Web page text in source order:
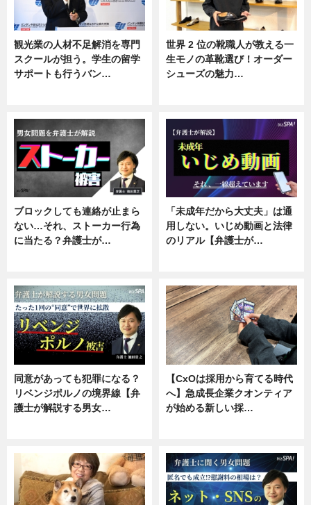
観光業の人材不足解消を専門
スクールが担う。学生の留学
サポートも行うバン…
世界 2 位の靴職人が教える一
生モノの革靴選び！オーダー
シューズの魅力…
ブロックしても連絡が止まら
ない…それ、ストーカー行為
に当たる？弁護士が…
「未成年だから大丈夫」は通
用しない。いじめ動画と法律
のリアル【弁護士が…
同意があっても犯罪になる？
リベンジポルノの境界線【弁
護士が解説する男女…
【CxOは採用から育てる時代
へ】急成長企業クオンティア
が始める新しい採…